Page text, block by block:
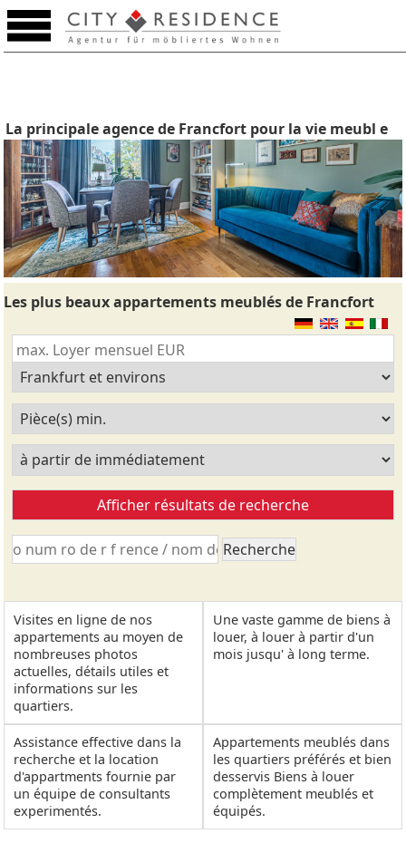
La principale agence de Francfort pour la vie meubl e
Les plus beaux appartements meublés de Francfort
Visites en ligne de nos
appartements au moyen de
nombreuses photos
actuelles, détails utiles et
informations sur les
quartiers.
Une vaste gamme de biens à
louer, à louer à partir d'un
mois jusqu' à long terme.
Assistance effective dans la
recherche et la location
d'appartments fournie par
un équipe de consultants
experimentés.
Appartements meublés dans
les quartiers préférés et bien
desservis Biens à louer
complètement meublés et
équipés.